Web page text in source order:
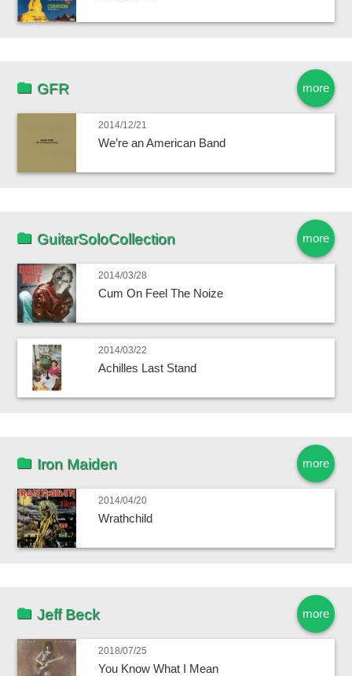
more
GFR
2014/12/21
We’re an American Band
more
GuitarSoloCollection
2014/03/28
Cum On Feel The Noize
2014/03/22
Achilles Last Stand
more
Iron Maiden
2014/04/20
Wrathchild
more
Jeff Beck
2018/07/25
You Know What I Mean